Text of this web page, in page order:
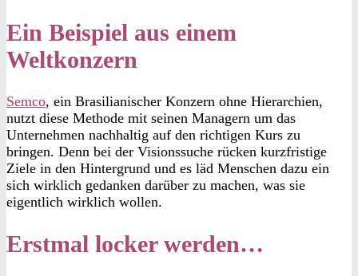
Ein Beispiel aus einem
Weltkonzern
Semco, ein Brasilianischer Konzern ohne Hierarchien,
nutzt diese Methode mit seinen Managern um das
Unternehmen nachhaltig auf den richtigen Kurs zu
bringen. Denn bei der Visionssuche rücken kurzfristige
Ziele in den Hintergrund und es läd Menschen dazu ein
sich wirklich gedanken darüber zu machen, was sie
eigentlich wirklich wollen.
Erstmal locker werden…